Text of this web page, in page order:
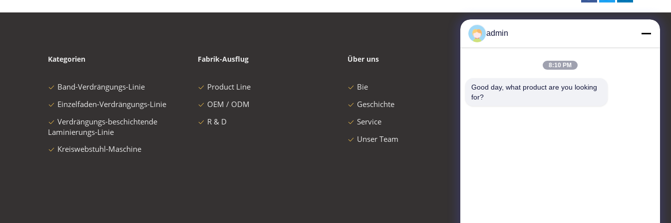
Kategorien
Band-Verdrängungs-Linie
Einzelfaden-Verdrängungs-Linie
Verdrängungs-beschichtende
Laminierungs-Linie
Kreiswebstuhl-Maschine
Fabrik-Ausflug
Product Line
OEM / ODM
R & D
Über uns
Bie
Geschichte
Service
Unser Team
CHANGZHOU UNITED WIN
PACK CO.,LTD
admin
8:10 PM
Good day, what product are you looking
for?